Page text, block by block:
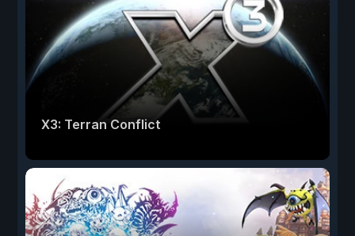
X3: Terran Conflict